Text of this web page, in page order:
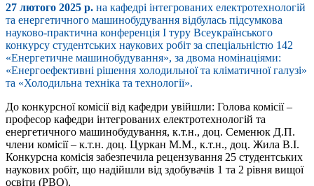
27 лютого 2025 р. на кафедрі інтегрованих електротехнологій
та енергетичного машинобудування відбулась підсумкова
науково-практична конференція І туру Всеукраїнського
конкурсу студентських наукових робіт за спеціальністю 142
«Енергетичне машинобудування», за двома номінаціями:
«Енергоефективні рішення холодильної та кліматичної галузі»
та «Холодильна техніка та технології».
До конкурсної комісії від кафедри увійшли: Голова комісії –
професор кафедри інтегрованих електротехнологій та
енергетичного машинобудування, к.т.н., доц. Семенюк Д.П.
члени комісії – к.т.н. доц. Цуркан М.М., к.т.н., доц. Жила В.І.
Конкурсна комісія забезпечила рецензування 25 студентських
наукових робіт, що надійшли від здобувачів 1 та 2 рівня вищої
освіти (РВО).